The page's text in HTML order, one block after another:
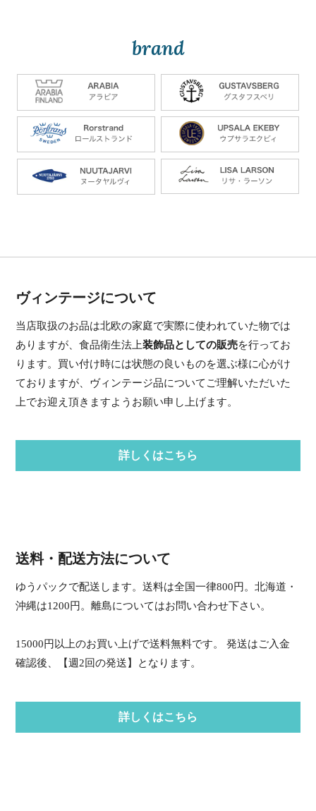
brand
ヴィンテージについて
当店取扱のお品は北欧の家庭で実際に使われていた物では
ありますが、食品衛生法上装飾品としての販売を行ってお
ります。買い付け時には状態の良いものを選ぶ様に心がけ
ておりますが、ヴィンテージ品についてご理解いただいた
上でお迎え頂きますようお願い申し上げます。
詳しくはこちら
送料・配送方法について
ゆうパックで配送します。送料は全国一律800円。北海道・
沖縄は1200円。離島についてはお問い合わせ下さい。
15000円以上のお買い上げで送料無料です。 発送はご入金
確認後、【週2回の発送】となります。
詳しくはこちら